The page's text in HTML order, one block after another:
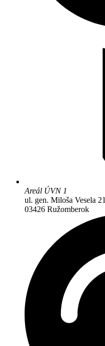
Areál ÚVN 1
ul. gen. Miloša Vesela 21
03426 Ružomberok